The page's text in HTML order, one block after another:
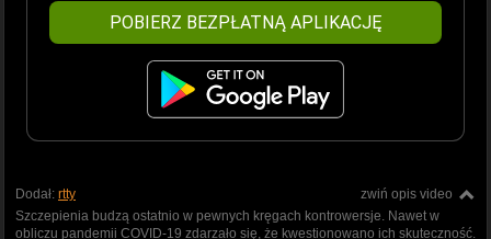
POBIERZ BEZPŁATNĄ APLIKACJĘ
zwiń opis video
Dodał: rtty
Szczepienia budzą ostatnio w pewnych kręgach kontrowersje. Nawet w
obliczu pandemii COVID-19 zdarzało się, że kwestionowano ich skuteczność.